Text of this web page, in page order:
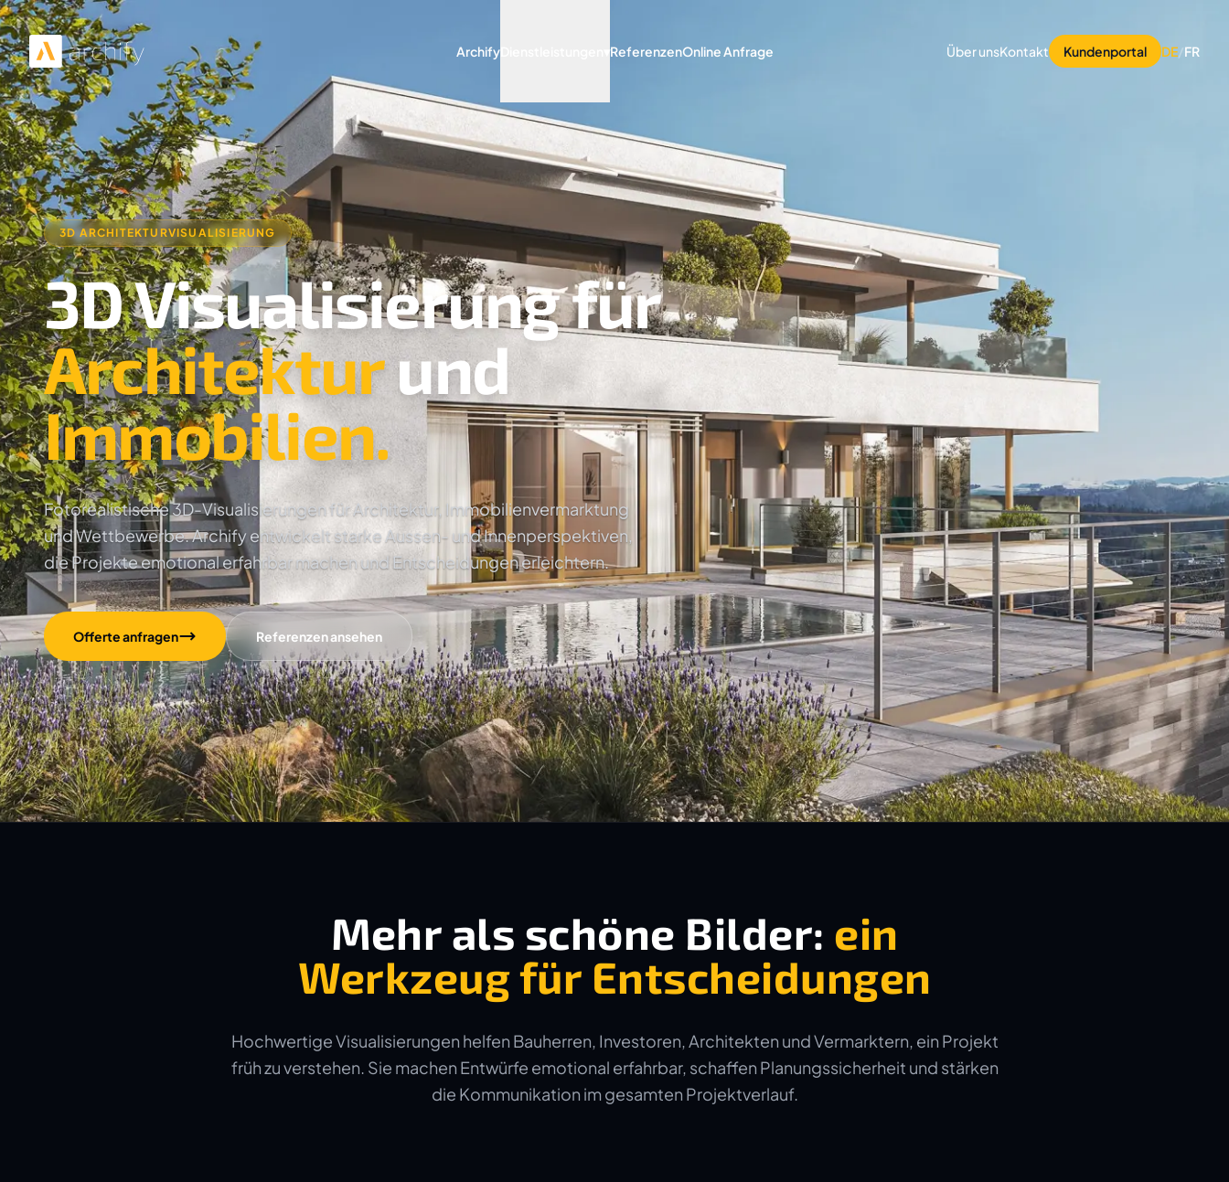
ArchifyDienstleistungen ReferenzenOnline Anfrage Über unsKontakt Kundenportal DE/FR
3D ARCHITEKTURVISUALISIERUNG
3D Visualisierung für
Architekturund
Immobilien.
Fotorealistische 3D-Visualisierungen für Architektur, Immobilienvermarktung
und Wettbewerbe. Archify entwickelt starke Aussen- und Innenperspektiven,
die Projekte emotional erfahrbar machen und Entscheidungen erleichtern.
Offerte anfragen Referenzen ansehen
Mehr als schöne Bilder: ein
Werkzeug für Entscheidungen
Hochwertige Visualisierungen helfen Bauherren, Investoren, Architekten und Vermarktern, ein Projekt
früh zu verstehen. Sie machen Entwürfe emotional erfahrbar, schaffen Planungssicherheit und stärken
die Kommunikation im gesamten Projektverlauf.